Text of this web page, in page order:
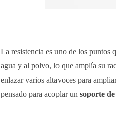
La resistencia es uno de los puntos
agua y al polvo, lo que amplía su
enlazar varios altavoces para
pensado para acoplar un soporte